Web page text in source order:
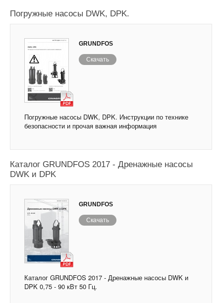
Погружные насосы DWK, DPK.
GRUNDFOS
Скачать
Погружные насосы DWK, DPK. Инструкции по технике
безопасности и прочая важная информация
Каталог GRUNDFOS 2017 - Дренажные насосы
DWK и DPK
GRUNDFOS
Скачать
Каталог GRUNDFOS 2017 - Дренажные насосы DWK и
DPK 0,75 - 90 кВт 50 Гц.